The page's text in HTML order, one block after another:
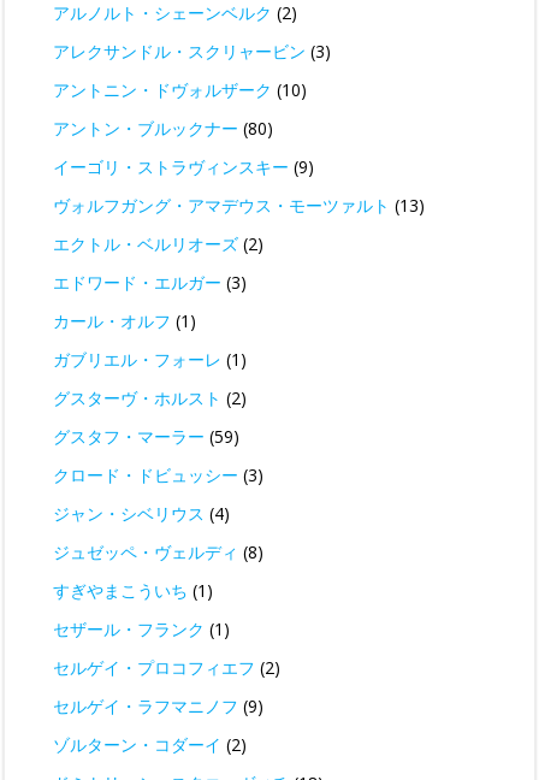
アルノルト・シェーンベルク (2)
アレクサンドル・スクリャービン (3)
アントニン・ドヴォルザーク (10)
アントン・ブルックナー (80)
イーゴリ・ストラヴィンスキー (9)
ヴォルフガング・アマデウス・モーツァルト (13)
エクトル・ベルリオーズ (2)
エドワード・エルガー (3)
カール・オルフ (1)
ガブリエル・フォーレ (1)
グスターヴ・ホルスト (2)
グスタフ・マーラー (59)
クロード・ドビュッシー (3)
ジャン・シベリウス (4)
ジュゼッペ・ヴェルディ (8)
すぎやまこういち (1)
セザール・フランク (1)
セルゲイ・プロコフィエフ (2)
セルゲイ・ラフマニノフ (9)
ゾルターン・コダーイ (2)